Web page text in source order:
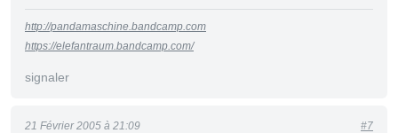
http://pandamaschine.bandcamp.com
https://elefantraum.bandcamp.com/
signaler
21 Février 2005 à 21:09 #7